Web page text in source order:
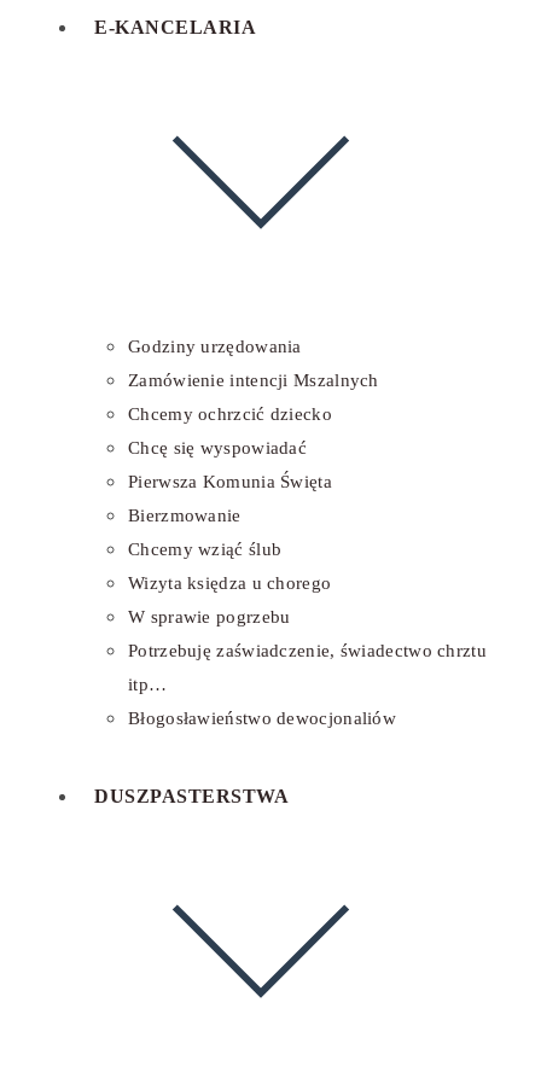
E-KANCELARIA
Godziny urzędowania
Zamówienie intencji Mszalnych
Chcemy ochrzcić dziecko
Chcę się wyspowiadać
Pierwsza Komunia Święta
Bierzmowanie
Chcemy wziąć ślub
Wizyta księdza u chorego
W sprawie pogrzebu
Potrzebuję zaświadczenie, świadectwo chrztu
itp…
Błogosławieństwo dewocjonaliów
DUSZPASTERSTWA